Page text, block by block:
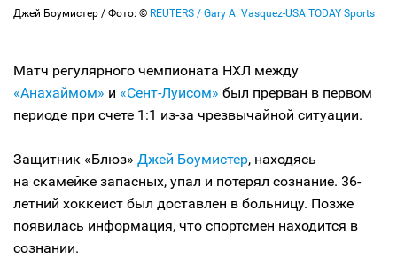
Джей Боумистер / Фото: © REUTERS / Gary A. Vasquez-USA TODAY Sports
Матч регулярного чемпионата НХЛ между
«Анахаймом» и «Сент-Луисом» был прерван в первом
периоде при счете 1:1 из-за чрезвычайной ситуации.
Защитник «Блюз» Джей Боумистер, находясь
на скамейке запасных, упал и потерял сознание. 36-
летний хоккеист был доставлен в больницу. Позже
появилась информация, что спортсмен находится в
сознании.